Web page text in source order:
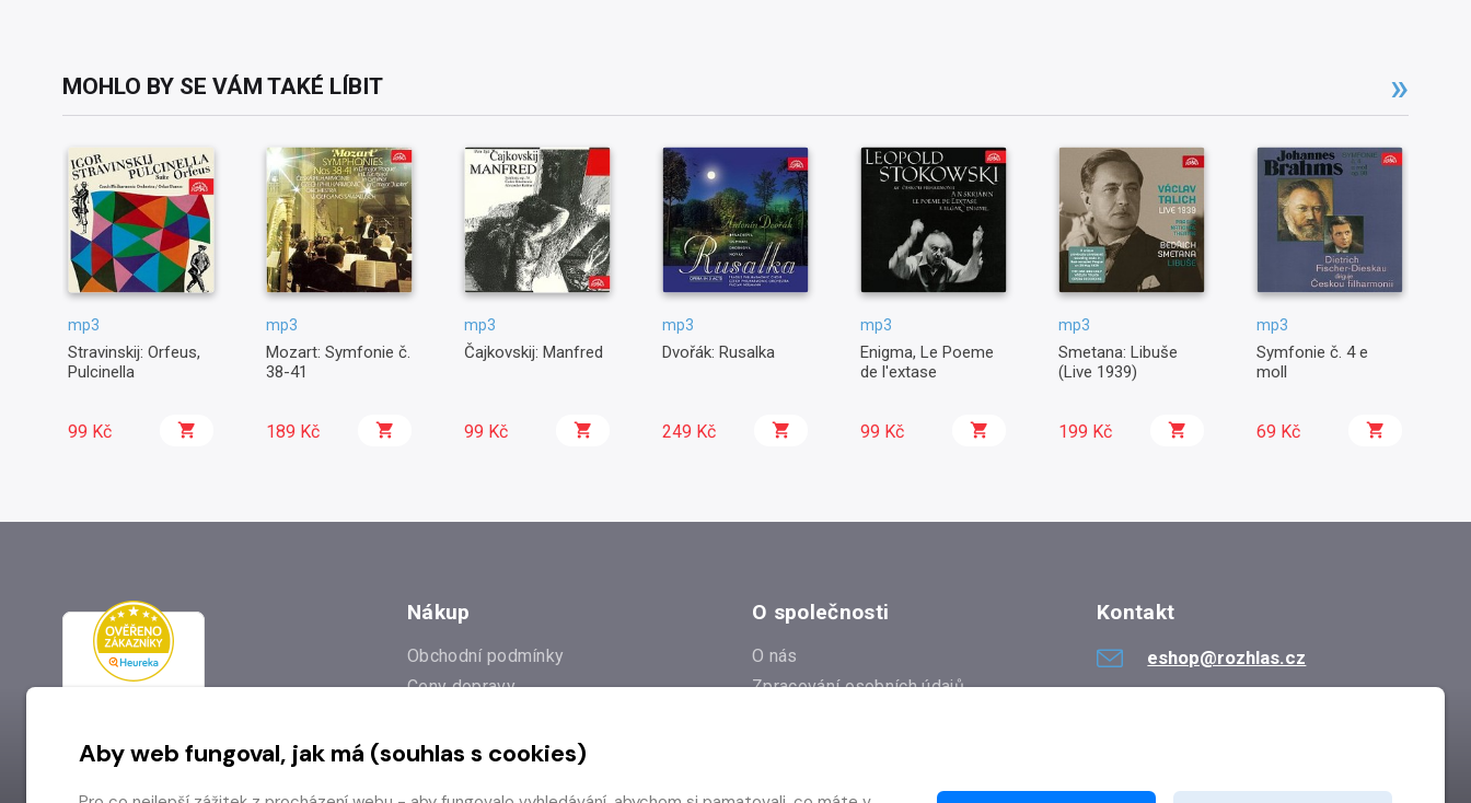
MOHLO BY SE VÁM TAKÉ LÍBIT
mp3
Stravinskij: Orfeus,
Pulcinella
99 Kč
mp3
Mozart: Symfonie č.
38-41
189 Kč
mp3
Čajkovskij: Manfred
99 Kč
mp3
Dvořák: Rusalka
249 Kč
mp3
Enigma, Le Poeme
de l'extase
99 Kč
mp3
Smetana: Libuše
(Live 1939)
199 Kč
mp3
Symfonie č. 4 e
moll
69 Kč
Nákup
Obchodní podmínky
Ceny dopravy
Prodejna
O společnosti
O nás
Zpracování osobních údajů
Kontakt
eshop@rozhlas.cz
Aby web fungoval, jak má (souhlas s cookies)